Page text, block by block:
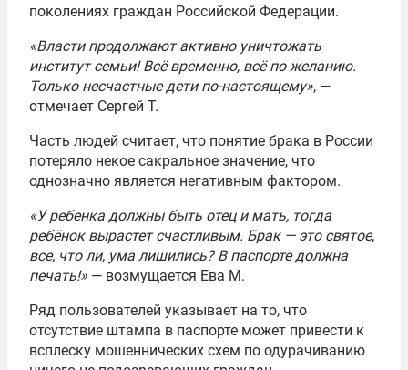
поколениях граждан Российской Федерации.
«Власти продолжают активно уничтожать
институт семьи! Всё временно, всё по желанию.
Только несчастные дети по-настоящему», —
отмечает Сергей Т.
Часть людей считает, что понятие брака в России
потеряло некое сакральное значение, что
однозначно является негативным фактором.
«У ребенка должны быть отец и мать, тогда
ребёнок вырастет счастливым. Брак — это святое,
все, что ли, ума лишились? В паспорте должна
печать!» — возмущается Ева М.
Ряд пользователей указывает на то, что
отсутствие штампа в паспорте может привести к
всплеску мошеннических схем по одурачиванию